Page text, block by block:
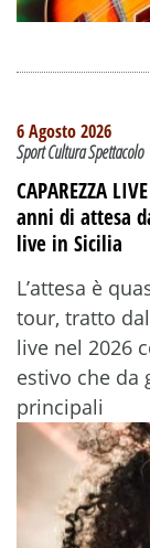
6 Agosto 2026
Sport Cultura Spettacolo
CAPAREZZA
anni di attesa
live in Sicilia
L’attesa è
tour, tratto
live nel 2026
estivo che da
principali